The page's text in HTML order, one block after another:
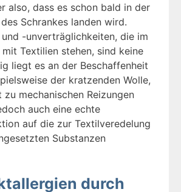
also, dass es schon bald in der
Schrankes landen wird.
-unverträglichkeiten, die im
mit Textilien stehen, sind keine
liegt es an der Beschaffenheit
der kratzenden Wolle,
mechanischen Reizungen
auch eine echte
auf die zur Textilveredelung
Substanzen
durch